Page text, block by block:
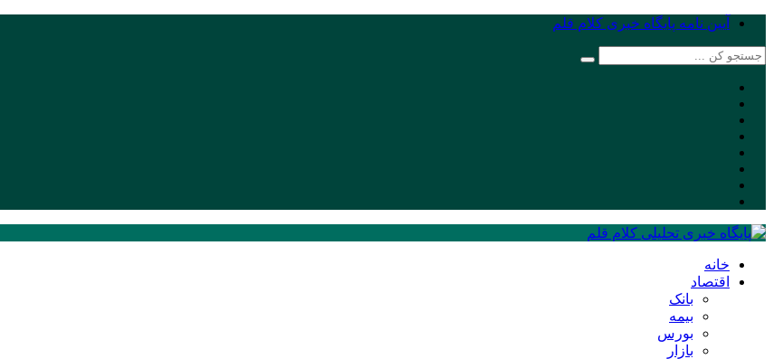
آیین نامه پایگاه خبری کلام قلم
خانه
اقتصاد
بانک
بیمه
بورس
بازار